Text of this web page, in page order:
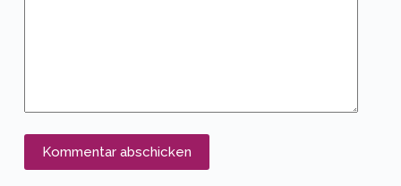
Kommentar abschicken